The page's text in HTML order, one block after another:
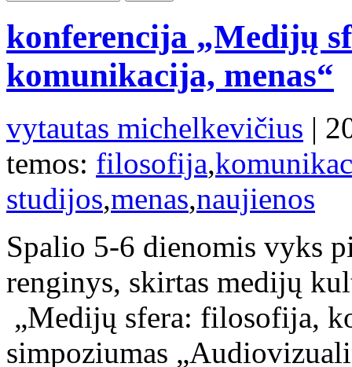
konferencija „Medijų
komunikacija, menas“
vytautas michelkevičius |
temos: filosofija,
studijos,menas,naujienos
Spalio 5-6 dienomis vyks
renginys, skirtas medijų
„Medijų sfera: filosofija,
simpoziumas